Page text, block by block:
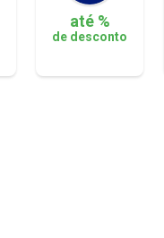
até %
de desconto